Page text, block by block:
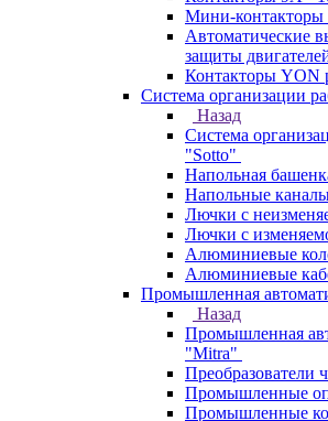
Мини-
Автоматические
защиты
Контакторы YON
Система организации
Назад
Система
"Sotto"
Напольная
Напольные
Лючки с
Лючки с
Алюминиевые
Алюминиевые
Промышленная
Назад
Промышленная
"Mitra"
Преобразователи
Промышленные
Промышленные